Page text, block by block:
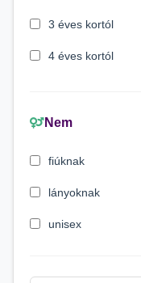
3 éves kortól
4 éves kortól
6 éves kortól
Nem
fiúknak
lányoknak
unisex